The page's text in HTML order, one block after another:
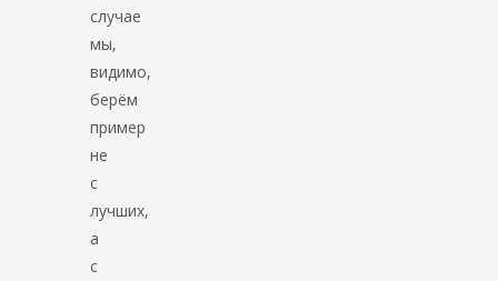
случае
мы,
видимо,
берём
пример
не
с
лучших,
а
с